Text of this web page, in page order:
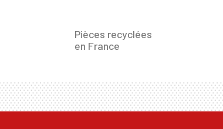
Pièces recyclées
en France